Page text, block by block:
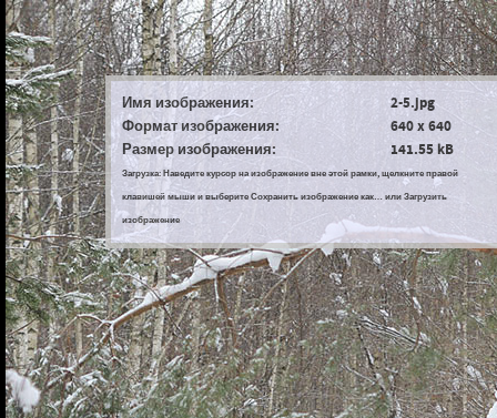
Имя изображения:
2-5.jpg
Формат изображения:
640 x 640
Размер изображения:
141.55 kB
Загрузка: Наведите курсор на изображение вне этой рамки, щелкните правой
клавишей мыши и выберите Сохранить изображение как… или Загрузить
изображение